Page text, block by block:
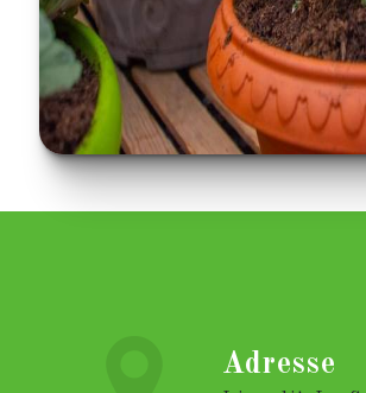
Adresse